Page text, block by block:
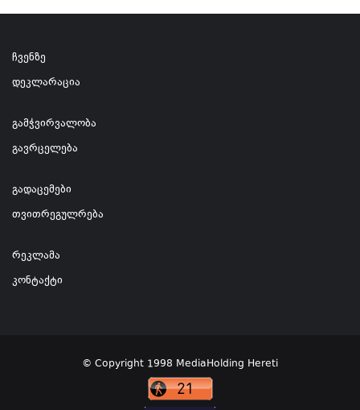
ჩვენზე
დეკლარაცია
გამჭვირვალობა
გავრცელება
გადაცემები
თვითრეგულრება
რეკლამა
კონტაქტი
© Copyright 1998 MediaHolding Hereti